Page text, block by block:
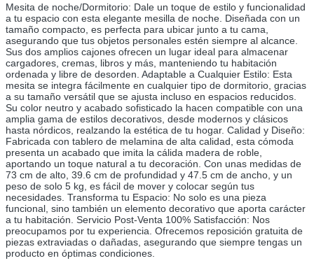
Mesita de noche/Dormitorio: Dale un toque de estilo y funcionalidad
a tu espacio con esta elegante mesilla de noche. Diseñada con un
tamaño compacto, es perfecta para ubicar junto a tu cama,
asegurando que tus objetos personales estén siempre al alcance.
Sus dos amplios cajones ofrecen un lugar ideal para almacenar
cargadores, cremas, libros y más, manteniendo tu habitación
ordenada y libre de desorden. Adaptable a Cualquier Estilo: Esta
mesita se integra fácilmente en cualquier tipo de dormitorio, gracias
a su tamaño versátil que se ajusta incluso en espacios reducidos.
Su color neutro y acabado sofisticado la hacen compatible con una
amplia gama de estilos decorativos, desde modernos y clásicos
hasta nórdicos, realzando la estética de tu hogar. Calidad y Diseño:
Fabricada con tablero de melamina de alta calidad, esta cómoda
presenta un acabado que imita la cálida madera de roble,
aportando un toque natural a tu decoración. Con unas medidas de
73 cm de alto, 39.6 cm de profundidad y 47.5 cm de ancho, y un
peso de solo 5 kg, es fácil de mover y colocar según tus
necesidades. Transforma tu Espacio: No solo es una pieza
funcional, sino también un elemento decorativo que aporta carácter
a tu habitación. Servicio Post-Venta 100% Satisfacción: Nos
preocupamos por tu experiencia. Ofrecemos reposición gratuita de
piezas extraviadas o dañadas, asegurando que siempre tengas un
producto en óptimas condiciones.